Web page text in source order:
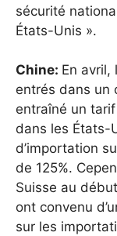
sécurité
États-Unis ».
Chine: En avril,
entrés dans un
entraîné un
dans les États-
d’importation
de 125%.
Suisse au
ont convenu
sur les